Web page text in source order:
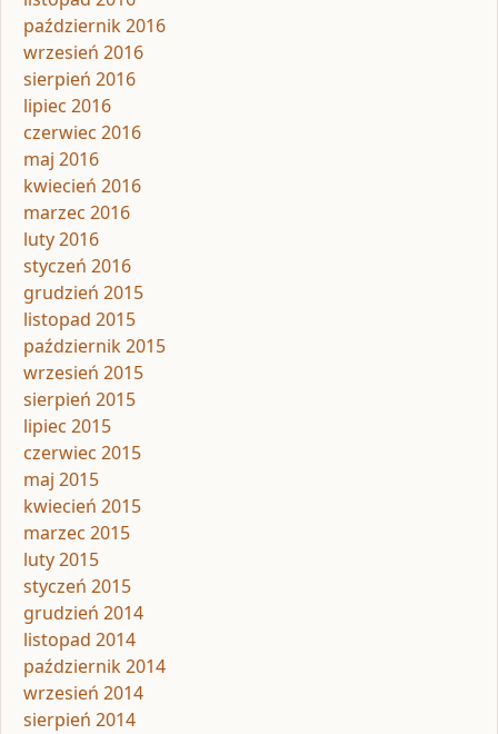
październik 2016
wrzesień 2016
sierpień 2016
lipiec 2016
czerwiec 2016
maj 2016
kwiecień 2016
marzec 2016
luty 2016
styczeń 2016
grudzień 2015
listopad 2015
październik 2015
wrzesień 2015
sierpień 2015
lipiec 2015
czerwiec 2015
maj 2015
kwiecień 2015
marzec 2015
luty 2015
styczeń 2015
grudzień 2014
listopad 2014
październik 2014
wrzesień 2014
sierpień 2014